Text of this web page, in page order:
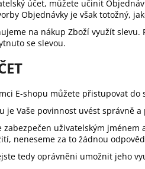
účet, můžete učinit
Objednávky je však totožný,
na nákup Zboží využít
se slevou.
E-shopu můžete přistupovat do
je Vaše povinnost uvést správně
uživatelským
neneseme za to žádnou
tedy oprávněni umožnit jeho